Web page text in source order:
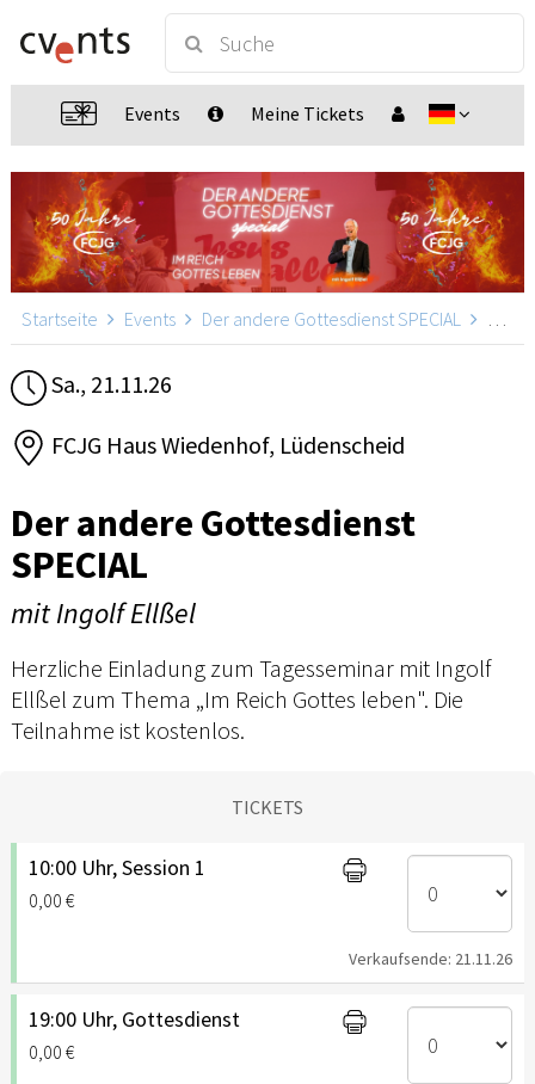
Events Meine Tickets
Startseite Events Der andere Gottesdienst SPECIAL
Sa., 21.11.26
FCJG Haus Wiedenhof, Lüdenscheid
Der andere Gottesdienst
SPECIAL
mit Ingolf Ellßel
Herzliche Einladung zum Tagesseminar mit Ingolf
Ellßel zum Thema „Im Reich Gottes leben". Die
Teilnahme ist kostenlos.
TICKETS
10:00 Uhr, Session 1
0,00 €
Verkaufsende: 21.11.26
19:00 Uhr, Gottesdienst
0,00 €